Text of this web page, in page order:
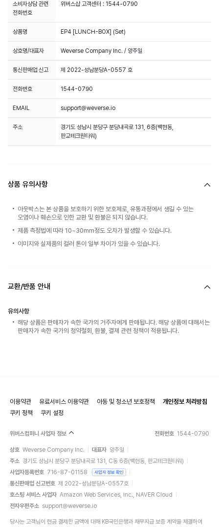
소비자상담 관련
전화번호
위버스샵 고객센터 : 1544-0790
상품명 EP4 [LUNCH-BOX] (Set)
상호명/대표자 Weverse Company Inc. / 양주일
통신판매업 신고 제 2022-성남분당A-0557 호
전화번호 1544-0790
EMAIL support@weverse.io
주소
경기도 성남시 분당구 분당내곡로 131, 6층(백현동,
판교테크원타워)
상품 유의사항
아웃박스는 본 상품을 보호하기 위한 보호제로, 유통과정에서 생길 수 있는
오염이나 훼손으로 인한 교환 및 환불은 되지 않습니다.
제품 측정법에 따라 10~30mm정도 오차가 발생할 수 있습니다.
이미지와 실제품의 컬러 톤이 일부 차이가 있을 수 있습니다.
교환/반품 안내
유의사항
해당 상품은 판매자가 속한 국가의 거주자에게 판매됩니다. 해당 상품에 대해서는
판매자가 속한 국가의 청약철회, 환불, 결제 관련 정책이 적용됩니다.
이용약관 유료서비스 이용약관 아동 및 청소년 보호정책
개인정보 처리방침
쿠키 정책
쿠키 설정
위버스컴퍼니 사업자 정보 전화번호 1544-0790
상호 Weverse Company Inc. 대표자 양주일
주소 경기도 성남시 분당구 분당내곡로 131, C동 6층(백현동, 판교테크원타워)
사업자등록번호 716-87-01158 사업자 정보 확인
통신판매업 신고번호 제 2022-성남분당A-0557호
호스팅 서비스 사업자 Amazon Web Services, Inc., NAVER Cloud
전자우편주소 support@weverse.io
당사는 고객님이 현금 결제한 금액에 대해 KB국민은행과 채무지급 보증 계약을 체결하여